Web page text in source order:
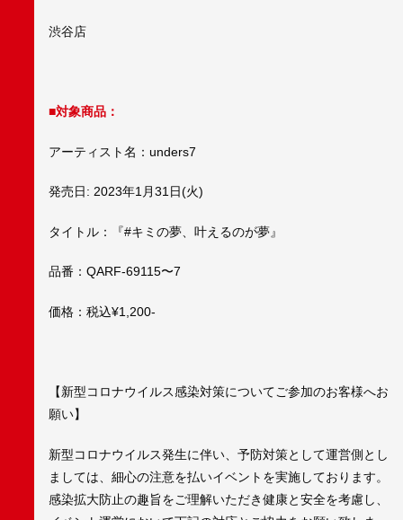
渋谷店
■対象商品：
アーティスト名：unders7
発売日: 2023年1月31日(火)
タイトル：『#キミの夢、叶えるのが夢』
品番：QARF-69115〜7
価格：税込¥1,200-
【新型コロナウイルス感染対策についてご参加のお客様へお
願い】
新型コロナウイルス発生に伴い、予防対策として運営側とし
ましては、細心の注意を払いイベントを実施しております。
感染拡大防止の趣旨をご理解いただき健康と安全を考慮し、